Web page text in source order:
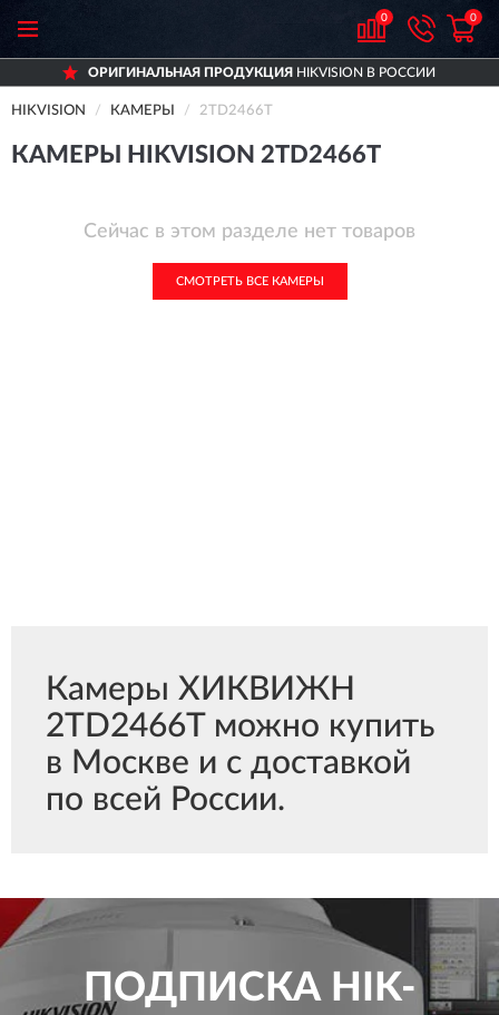
0 0
ОРИГИНАЛЬНАЯ ПРОДУКЦИЯ HIKVISION В РОССИИ
HIKVISION КАМЕРЫ 2TD2466T
КАМЕРЫ HIKVISION 2TD2466T
Сейчас в этом разделе нет товаров
СМОТРЕТЬ ВСЕ КАМЕРЫ
Камеры ХИКВИЖН
2TD2466T можно купить
в Москве и с доставкой
по всей России.
ПОДПИСКА HIK-